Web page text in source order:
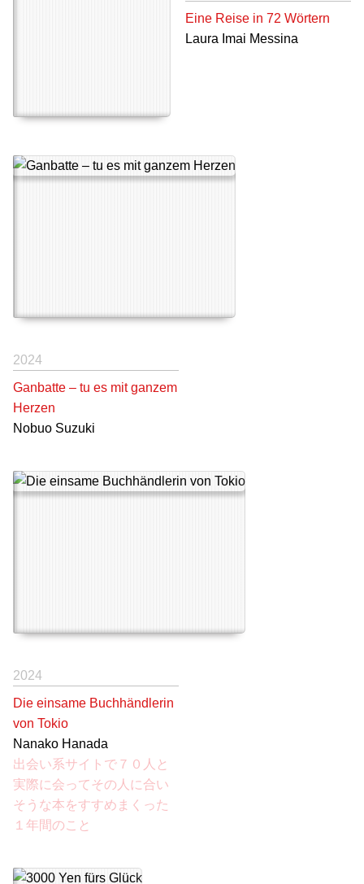
Eine Reise in 72 Wörtern
Laura Imai Messina
2024
Ganbatte – tu es mit ganzem
Herzen
Nobuo Suzuki
2024
Die einsame Buchhändlerin
von Tokio
Nanako Hanada
出会い系サイトで７０人と
実際に会ってその人に合い
そうな本をすすめまくった
１年間のこと